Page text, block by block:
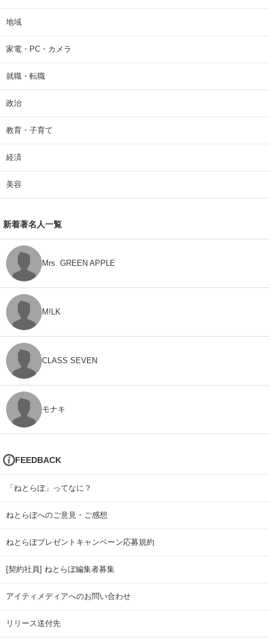
地域
家電・PC・カメラ
就職・転職
政治
教育・子育て
経済
美容
新着著名人一覧
Mrs. GREEN APPLE
M!LK
CLASS SEVEN
モナキ
FEEDBACK
「ねとらぼ」ってなに？
ねとらぼへのご意見・ご感想
ねとらぼプレゼントキャンペーン応募規約
[契約社員] ねとらぼ編集者募集
アイティメディアへのお問い合わせ
リリース送付先